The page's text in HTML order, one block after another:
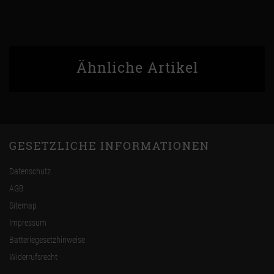
Ähnliche Artikel
GESETZLICHE INFORMATIONEN
Datenschutz
AGB
Sitemap
Impressum
Batteriegesetzhinweise
Widerrufsrecht